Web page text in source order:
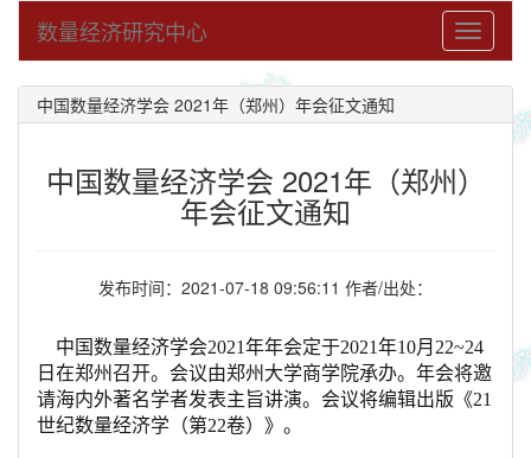
Toggle
数量经济研究中心
中国数量经济学会 2021年（郑州）年会征文通知
中国数量经济学会 2021年（郑州）
年会征文通知
发布时间：2021-07-18 09:56:11 作者/出处：
中国数量经济学会2021年年会定于2021年10月22~24
日在郑州召开。会议由郑州大学商学院承办。年会将邀
请海内外著名学者发表主旨讲演。会议将编辑出版《21
世纪数量经济学（第22卷）》。